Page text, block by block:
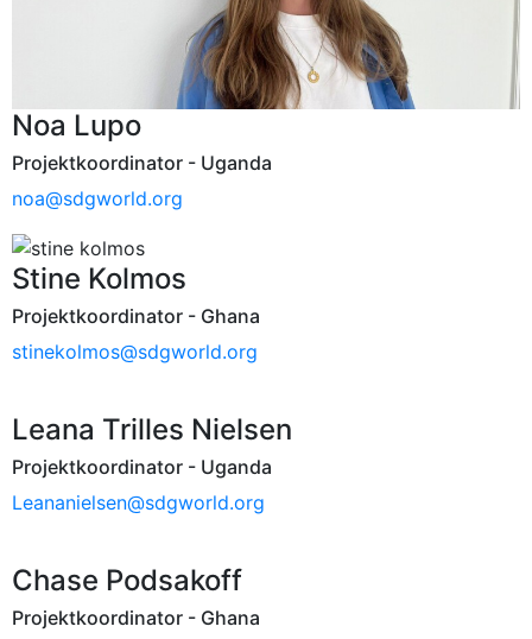
Noa Lupo
Projektkoordinator - Uganda
noa@sdgworld.org
Stine Kolmos
Projektkoordinator - Ghana
stinekolmos@sdgworld.org
Leana Trilles Nielsen
Projektkoordinator - Uganda
Leananielsen@sdgworld.org
Chase Podsakoff
Projektkoordinator - Ghana